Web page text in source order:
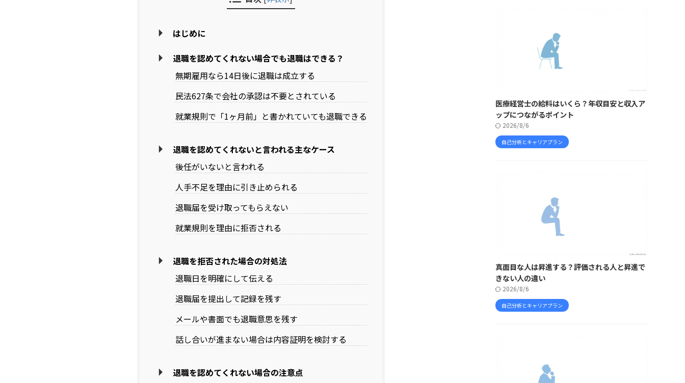
はじめに
退職を認めてくれない場合でも退職はできる？
無期雇用なら14日後に退職は成立する
民法627条で会社の承認は不要とされている
就業規則で「1ヶ月前」と書かれていても退職できる
退職を認めてくれないと言われる主なケース
後任がいないと言われる
人手不足を理由に引き止められる
退職届を受け取ってもらえない
就業規則を理由に拒否される
退職を拒否された場合の対処法
退職日を明確にして伝える
退職届を提出して記録を残す
メールや書面でも退職意思を残す
話し合いが進まない場合は内容証明を検討する
退職を認めてくれない場合の注意点
医療経営士の給料はいくら？年収目安と収入ア
ップにつながるポイント
2026/8/6
自己分析とキャリアプラン
真面目な人は昇進する？評価される人と昇進で
きない人の違い
2026/8/6
自己分析とキャリアプラン